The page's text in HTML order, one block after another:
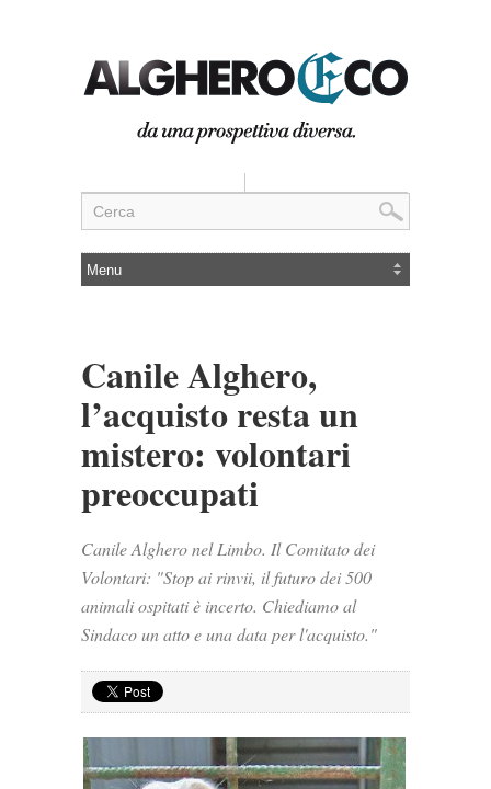
Canile Alghero,
l’acquisto resta un
mistero: volontari
preoccupati
Canile Alghero nel Limbo. Il Comitato dei
Volontari: "Stop ai rinvii, il futuro dei 500
animali ospitati è incerto. Chiediamo al
Sindaco un atto e una data per l'acquisto."